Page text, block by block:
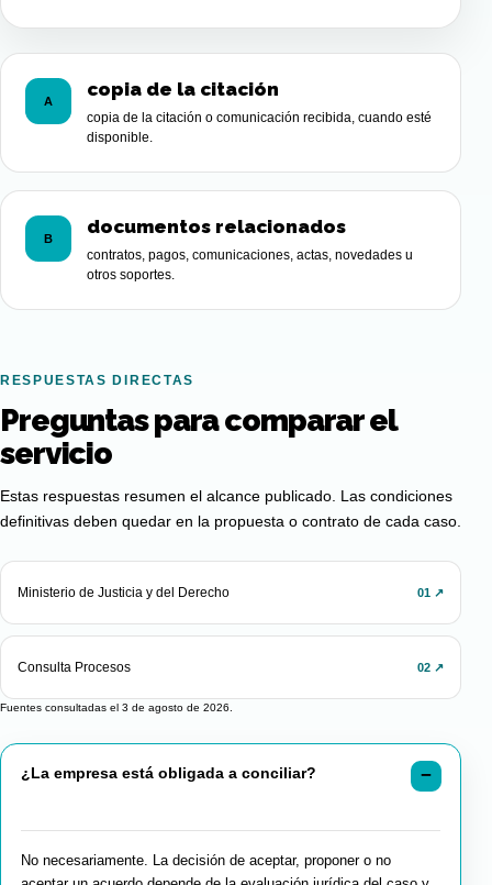
A
copia de la citación
copia de la citación o comunicación recibida, cuando esté
disponible.
B
documentos relacionados
contratos, pagos, comunicaciones, actas, novedades u
otros soportes.
RESPUESTAS DIRECTAS
Preguntas para comparar el
servicio
Estas respuestas resumen el alcance publicado. Las condiciones
definitivas deben quedar en la propuesta o contrato de cada caso.
Ministerio de Justicia y del Derecho 01 ↗
Consulta Procesos 02 ↗
Fuentes consultadas el 3 de agosto de 2026.
¿La empresa está obligada a conciliar?
No necesariamente. La decisión de aceptar, proponer o no